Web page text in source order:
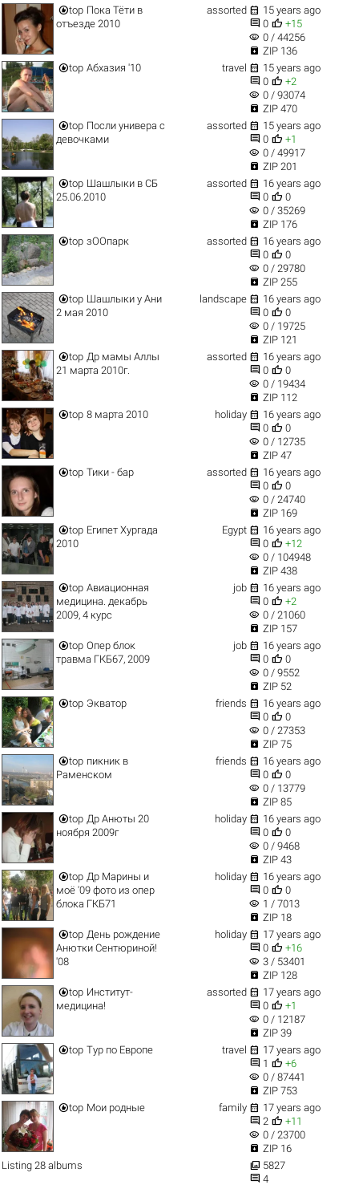
top Пока Тёти в
отъезде 2010
assorted  15 years ago
 0  +15
visibility 0 / 44256
 ZIP 136
top Абхазия '10 travel  15 years ago
 0  +2
visibility 0 / 93074
 ZIP 470
top Посли универа с
девочками
assorted  15 years ago
 0  +1
visibility 0 / 49917
 ZIP 201
top Шашлыки в СБ
25.06.2010
assorted  16 years ago
 0  0
visibility 0 / 35269
 ZIP 176
top зООпарк assorted  16 years ago
 0  0
visibility 0 / 29780
 ZIP 255
top Шашлыки у Ани
2 мая 2010
landscape  16 years ago
 0  0
visibility 0 / 19725
 ZIP 121
top Др мамы Аллы
21 марта 2010г.
assorted  16 years ago
 0  0
visibility 0 / 19434
 ZIP 112
top 8 марта 2010 holiday  16 years ago
 0  0
visibility 0 / 12735
 ZIP 47
top Тики - бар assorted  16 years ago
 0  0
visibility 0 / 24740
 ZIP 169
top Египет Хургада
2010
Egypt  16 years ago
 0  +12
visibility 0 / 104948
 ZIP 438
top Авиационная
медицина. декабрь
2009, 4 курс
job  16 years ago
 0  +2
visibility 0 / 21060
 ZIP 157
top Опер блок
травма ГКБ67, 2009
job  16 years ago
 0  0
visibility 0 / 9552
 ZIP 52
top Экватор friends  16 years ago
 0  0
visibility 0 / 27353
 ZIP 75
top пикник в
Раменском
friends  16 years ago
 0  0
visibility 0 / 13779
 ZIP 85
top Др Анюты 20
ноября 2009г
holiday  16 years ago
 0  0
visibility 0 / 9468
 ZIP 43
top Др Марины и
моё '09 фото из опер
блока ГКБ71
holiday  16 years ago
 0  0
visibility 1 / 7013
 ZIP 18
top День рождение
Анютки Сентюриной!
'08
holiday  17 years ago
 0  +16
visibility 3 / 53401
 ZIP 128
top Институт-
медицина!
assorted  17 years ago
 0  +1
visibility 0 / 12187
 ZIP 39
top Тур по Европе travel  17 years ago
 1  +6
visibility 0 / 87441
 ZIP 753
top Мои родные family  17 years ago
 2  +11
visibility 0 / 23700
 ZIP 16
Listing 28 albums
 5827
 4